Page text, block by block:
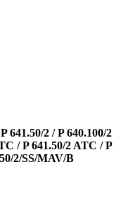
641.50/2 / P 640.100/2
/ P 641.50/2 ATC / P
2/SS/MAV/B